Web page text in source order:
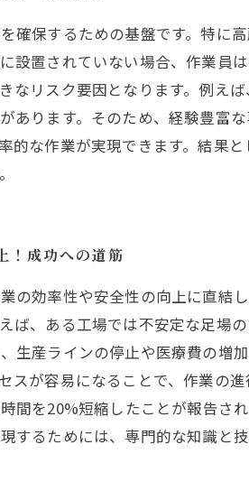
確保するための基盤です。特に
設置されていない場合、作業員
なリスク要因となります。例え
あります。そのため、経験豊富
的な作業が実現できます。結果
！成功への道筋
の効率性や安全性の向上に直結
ば、ある工場では不安定な足場
生産ラインの停止や医療費の増
スが容易になることで、作業の
間を20%短縮したことが報告さ
するためには、専門的な知識と技